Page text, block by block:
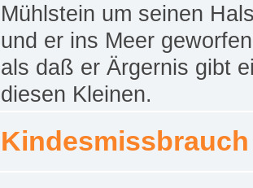
Mühlstein um seinen
und er ins Meer
als daß er Ärgernis gibt
diesen Kleinen.
Kindesmissbrauch